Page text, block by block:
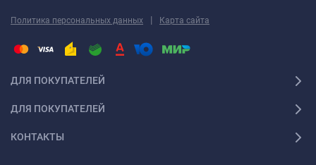
Политика персональных данных | Карта сайта
ДЛЯ ПОКУПАТЕЛЕЙ
ДЛЯ ПОКУПАТЕЛЕЙ
КОНТАКТЫ